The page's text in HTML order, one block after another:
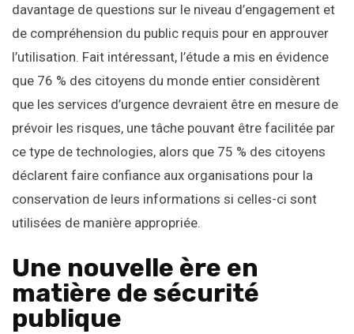
davantage de questions sur le niveau d’engagement et
de compréhension du public requis pour en approuver
l’utilisation. Fait intéressant, l’étude a mis en évidence
que 76 % des citoyens du monde entier considèrent
que les services d’urgence devraient être en mesure de
prévoir les risques, une tâche pouvant être facilitée par
ce type de technologies, alors que 75 % des citoyens
déclarent faire confiance aux organisations pour la
conservation de leurs informations si celles-ci sont
utilisées de manière appropriée.
Une nouvelle ère en
matière de sécurité
publique